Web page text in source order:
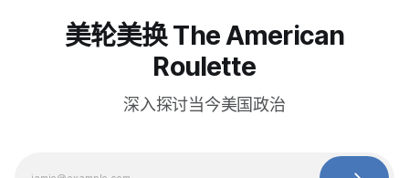
美轮美换 The American
Roulette
深入探讨当今美国政治